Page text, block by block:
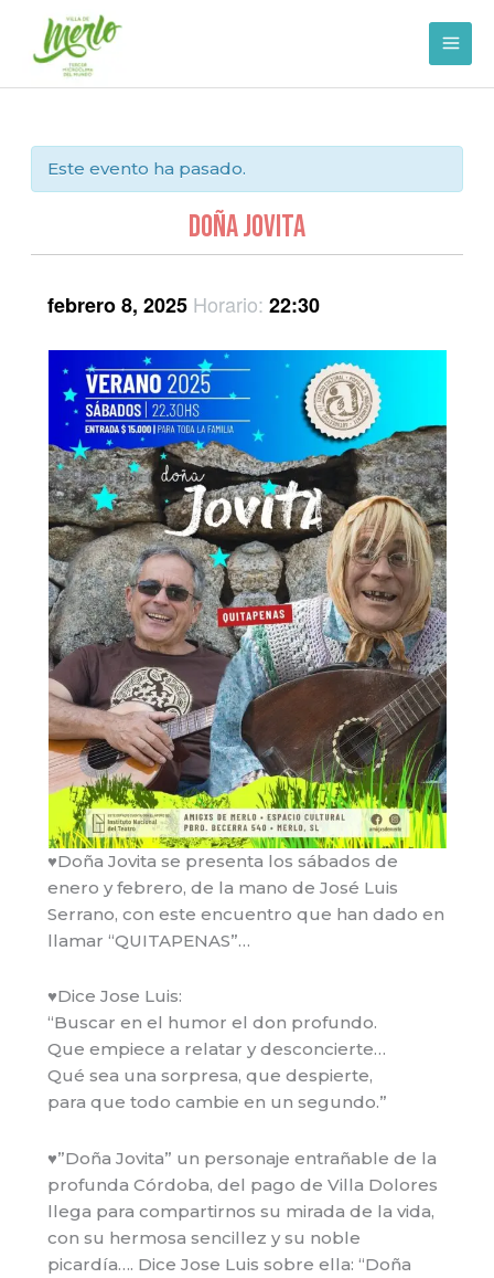
contenido
Este evento ha pasado.
Doña Jovita
febrero 8, 2025 Horario:22:30
♥Doña Jovita se presenta los sábados de
enero y febrero, de la mano de José Luis
Serrano, con este encuentro que han dado en
llamar “QUITAPENAS”…
♥Dice Jose Luis:
“Buscar en el humor el don profundo.
Que empiece a relatar y desconcierte…
Qué sea una sorpresa, que despierte,
para que todo cambie en un segundo.”
♥”Doña Jovita” un personaje entrañable de la
profunda Córdoba, del pago de Villa Dolores
llega para compartirnos su mirada de la vida,
con su hermosa sencillez y su noble
picardía…. Dice Jose Luis sobre ella: “Doña